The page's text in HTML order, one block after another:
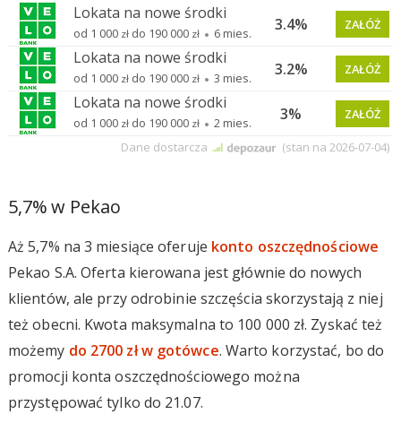
5,7% w Pekao
Aż 5,7% na 3 miesiące oferuje konto oszczędnościowe
Pekao S.A. Oferta kierowana jest głównie do nowych
klientów, ale przy odrobinie szczęścia skorzystają z niej
też obecni. Kwota maksymalna to 100 000 zł. Zyskać też
możemy do 2700 zł w gotówce. Warto korzystać, bo do
promocji konta oszczędnościowego można
przystępować tylko do 21.07.